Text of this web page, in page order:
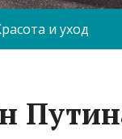
и уход